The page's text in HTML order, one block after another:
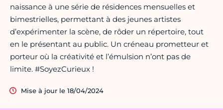
naissance à une série de résidences mensuelles et
bimestrielles, permettant à des jeunes artistes
d’expérimenter la scène, de rôder un répertoire, tout
en le présentant au public. Un créneau prometteur et
porteur où la créativité et l’émulsion n’ont pas de
limite. #SoyezCurieux !
Mise à jour le 18/04/2024